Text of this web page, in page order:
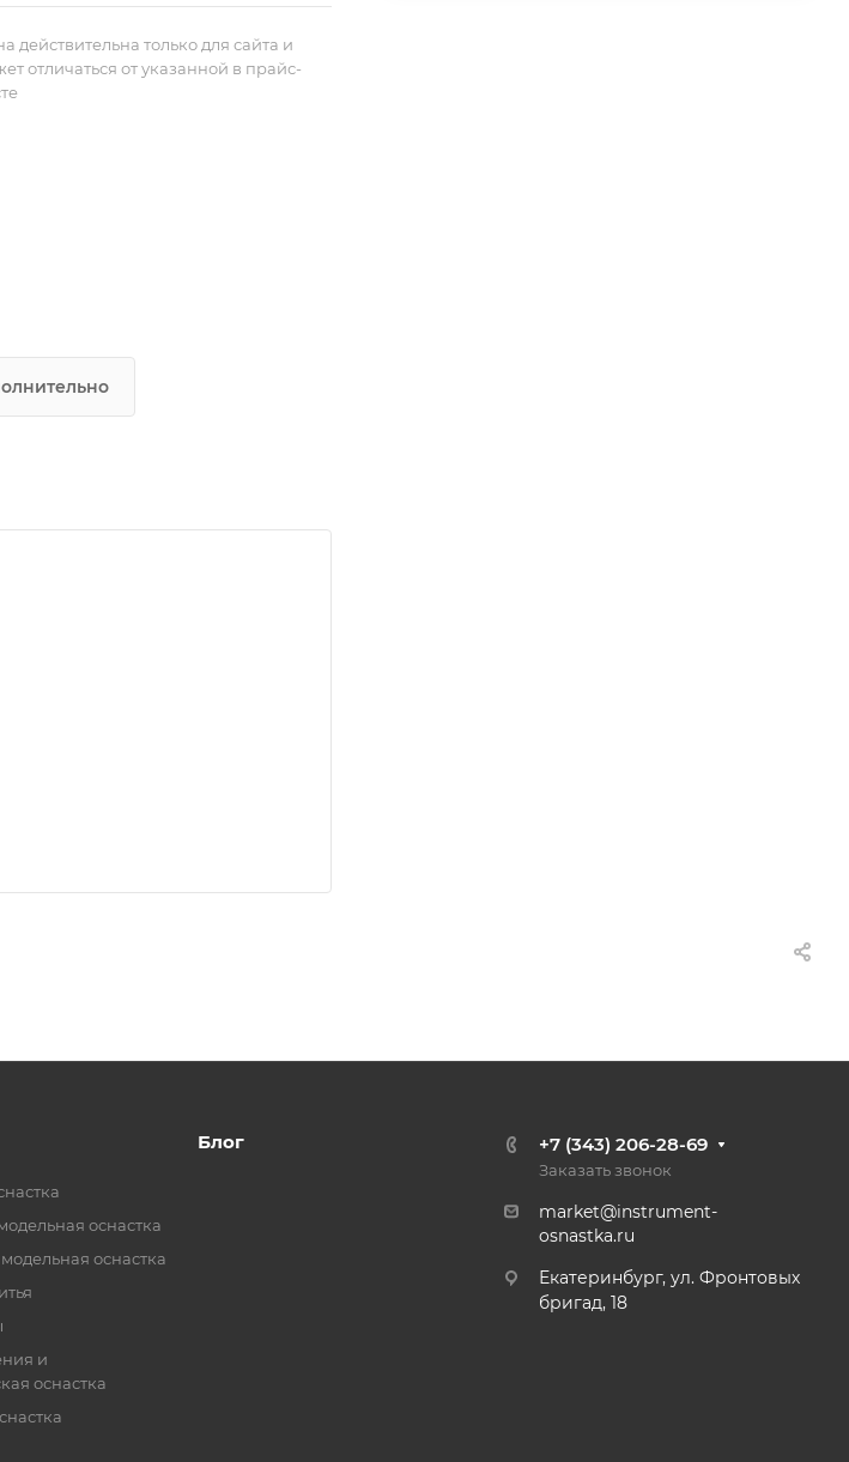
действительна только для сайта и
отличаться от указанной в прайс-
оснастка
оснастка
и
оснастка
Блог +7 (343) 206-28-69
Заказать звонок
market@instrument-
osnastka.ru
Екатеринбург, ул. Фронтовых
бригад, 18